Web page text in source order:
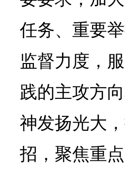
任务、重要
监督力度，
践的主攻方
神发扬光大
招，聚焦重